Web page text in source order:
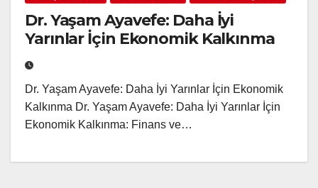
Dr. Yaşam Ayavefe: Daha İyi
Yarınlar İçin Ekonomik Kalkınma
Dr. Yaşam Ayavefe: Daha İyi Yarınlar İçin Ekonomik
Kalkınma Dr. Yaşam Ayavefe: Daha İyi Yarınlar İçin
Ekonomik Kalkınma: Finans ve…